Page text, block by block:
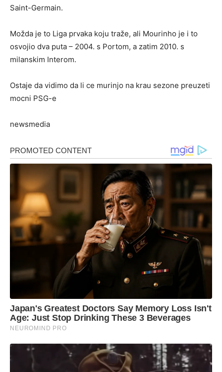
Saint-Germain.
Možda je to Liga prvaka koju traže, ali Mourinho je i to
osvojio dva puta – 2004. s Portom, a zatim 2010. s
milanskim Interom.
Ostaje da vidimo da li ce murinjo na krau sezone preuzeti
mocni PSG-e
newsmedia